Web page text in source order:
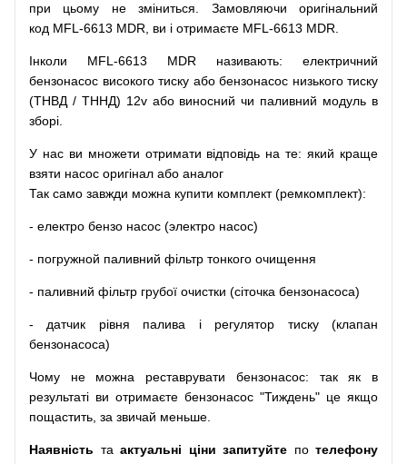
при
цьому не зміниться Замовляючи
оригінальний
код MFL-6613 MDR, ви і отримаєте MFL-6613 MDR.
Інколи MFL-6613 MDR називають:
електричний
бензонасос високого тиску або бензонасос низького тиску
(ТНВД / ТННД) 12v або виносний чи паливний модуль в
зборі
У нас ви множети отримати відповідь на те: який краще
взяти насос оригінал або аналог
Так само завжди можна купити комплект (ремкомплект):
- електро бензо насос (электро насос)
- погружной паливний фільтр тонкого очищення
- паливний фільтр грубої очистки (сіточка бензонасоса)
- датчик рівня палива і регулятор тиску (клапан
бензонасоса)
Чому не можна реставрувати бензонасос: так як
в
результаті ви отримаєте бензонасос "Тиждень" це якщо
пощастить, за звичай меньше.
Наявність та актуальні ціни запитуйте по телефону